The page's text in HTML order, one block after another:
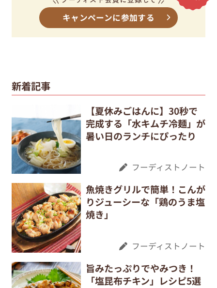
キャンペーンに参加する
新着記事
【夏休みごはんに】30秒で
完成する「水キムチ冷麺」が
暑い日のランチにぴったり
フーディストノート
魚焼きグリルで簡単！こんが
りジューシーな「鶏のうま塩
焼き」
フーディストノート
旨みたっぷりでやみつき！
「塩昆布チキン」レシピ5選